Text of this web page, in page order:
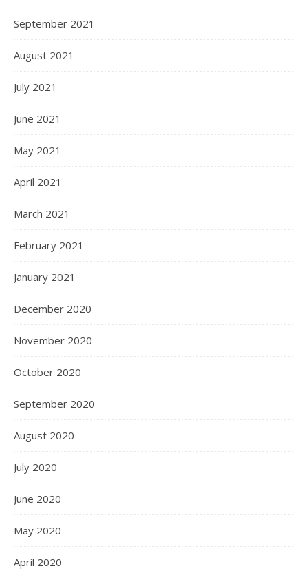
September 2021
August 2021
July 2021
June 2021
May 2021
April 2021
March 2021
February 2021
January 2021
December 2020
November 2020
October 2020
September 2020
August 2020
July 2020
June 2020
May 2020
April 2020